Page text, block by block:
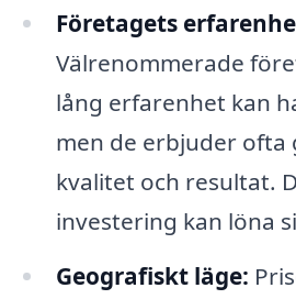
Företagets
Välrenommerade
lång erfarenhet kan
men de erbjuder
kvalitet och resultat.
investering kan löna
Geografiskt läge: